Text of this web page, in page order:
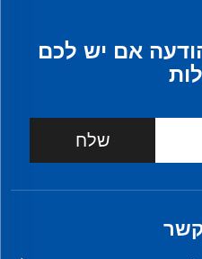
אם יש לכם
שלח